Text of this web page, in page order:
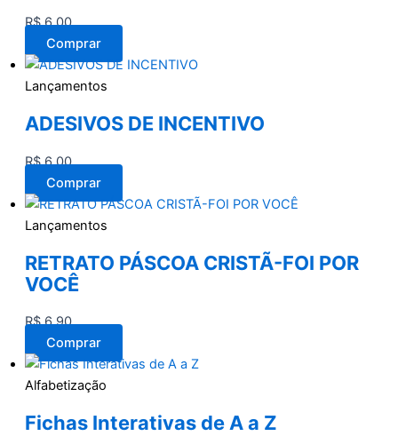
R$6,00
Comprar
Lançamentos
ADESIVOS DE INCENTIVO
R$6,00
Comprar
Lançamentos
RETRATO PÁSCOA CRISTÃ-FOI POR
VOCÊ
R$6,90
Comprar
Alfabetização
Fichas Interativas de A a Z